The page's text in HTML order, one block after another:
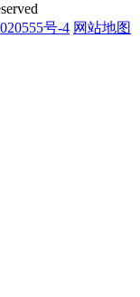
号-4 网站地图